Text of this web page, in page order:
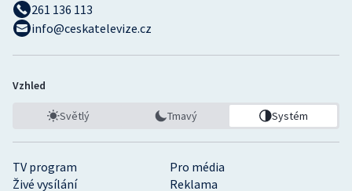
TV program
Pro média
Živé vysílání
Reklama
261 136 113
info@ceskatelevize.cz
Vzhled
Světlý Tmavý Systém